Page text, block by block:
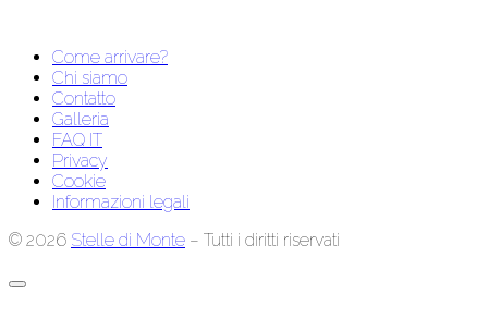
Come arrivare?
Chi siamo
Contatto
Galleria
FAQ IT
Privacy
Cookie
Informazioni legali
© 2026 Stelle di Monte – Tutti i diritti riservati